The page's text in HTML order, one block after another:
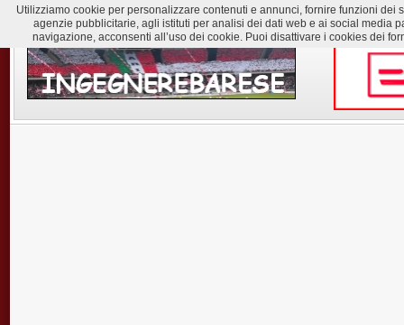
Utilizziamo cookie per personalizzare contenuti e annunci, fornire funzioni
agenzie pubblicitarie, agli istituti per analisi dei dati web e ai social media
navigazione, acconsenti all’uso dei cookie. Puoi disattivare i cookies dei